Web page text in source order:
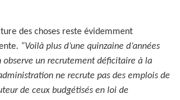
des choses reste évidemment
“Voilà plus d’une quinzaine d’années
observe un recrutement déficitaire à la
ne recrute pas des emplois de
de ceux budgétisés en loi de